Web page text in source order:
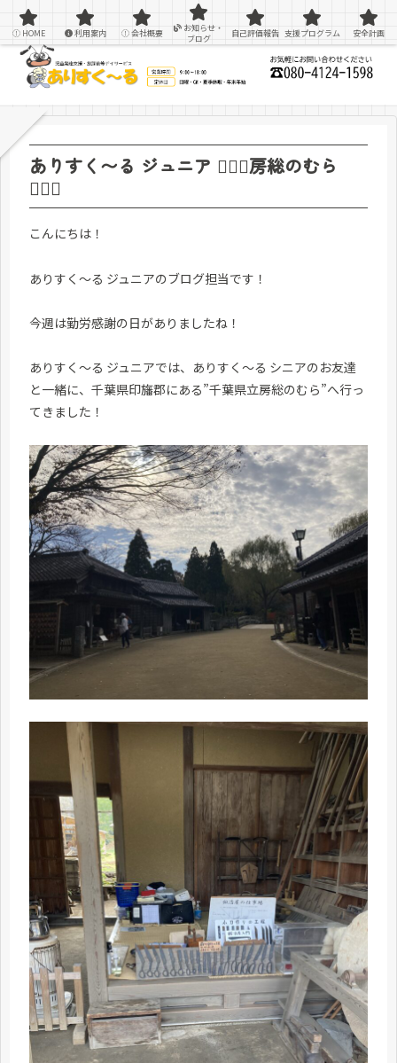
感覚統合療法を用いた療育＆支援
ありすく〜る ジュニア 🏃🏼‍♀️房総のむら
🏃🏼‍♀️
こんにちは！
ありすく～る ジュニアのブログ担当です！
今週は勤労感謝の日がありましたね！
ありすく〜る ジュニアでは、ありすく〜る シニアのお友達
と一緒に、千葉県印旛郡にある”千葉県立房総のむら”へ行っ
てきました！
HOME 利用案内 会社概要
お知らせ・
ブログ
自己評価報告 支援プログラム 安全計画